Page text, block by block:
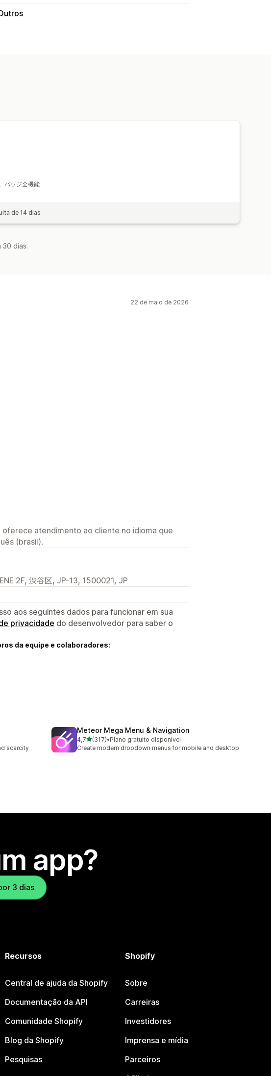
バッジ全機能
de 14 dias
30 dias.
22 de maio de 2026
atendimento ao cliente no idioma que
(brasil).
2F, 渋谷区, JP-13, 1500021, JP
aos seguintes dados para funcionar em sua
privacidade do desenvolvedor para saber o
da equipe e colaboradores:
scarcity
Meteor Mega Menu & Navigation
4,7de 5 estrelas
(317)
317 avaliações ao todo
•Plano gratuito disponível
Create modern dropdown menus for mobile and desktop
app?
3 dias
Recursos
Central de ajuda da Shopify
Documentação da API
Comunidade Shopify
Blog da Shopify
Pesquisas
Shopify
Sobre
Carreiras
Investidores
Imprensa e mídia
Parceiros